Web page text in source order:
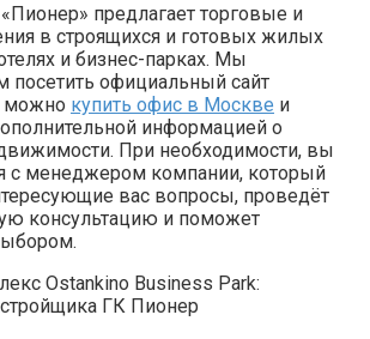
предлагает торговые и
в строящихся и готовых жилых
и бизнес-парках. Мы
официальный сайт
можно купить офис в Москве и
информацией о
При необходимости, вы
с менеджером компании, который
вас вопросы, проведёт
консультацию и поможет